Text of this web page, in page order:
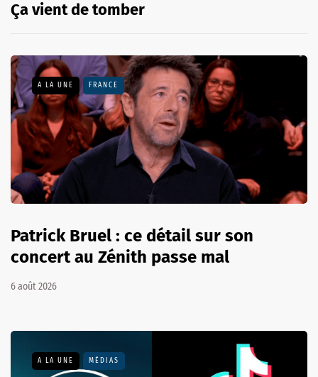
Ça vient de tomber
A LA UNE FRANCE
Patrick Bruel : ce détail sur son
concert au Zénith passe mal
6 août 2026
A LA UNE MÉDIAS